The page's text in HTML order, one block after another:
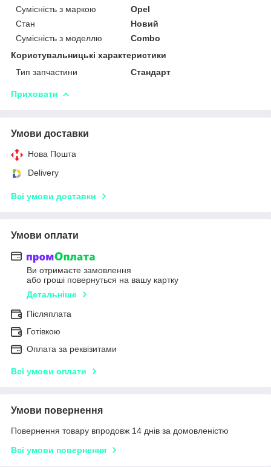
Сумісність з маркою
Opel
Стан
Новий
Сумісність з моделлю
Combo
Користувальницькі характеристики
Тип запчастини
Стандарт
Приховати
Умови доставки
Нова Пошта
Delivery
Всі умови доставки
Умови оплати
Ви отримаєте замовлення
або гроші повернуться на вашу картку
Детальніше
Післяплата
Готівкою
Оплата за реквізитами
Всі умови оплати
Умови повернення
Повернення товару впродовж 14 днів за домовленістю
Всі умови повернення